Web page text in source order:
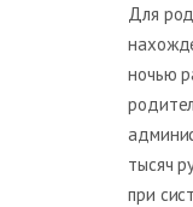
Для
ночью
тысяч
при